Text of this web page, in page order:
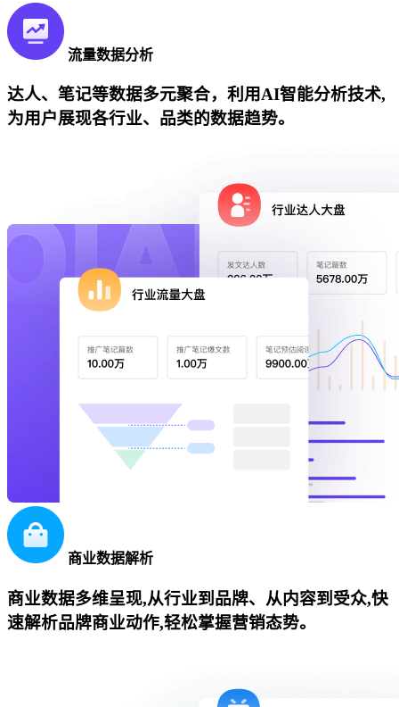
流量数据分析
达人、笔记等数据多元聚合，利用AI智能分析技术,
为用户展现各行业、品类的数据趋势。
商业数据解析
商业数据多维呈现,从行业到品牌、从内容到受众,快
速解析品牌商业动作,轻松掌握营销态势。